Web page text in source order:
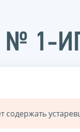
№ 1-
содержать